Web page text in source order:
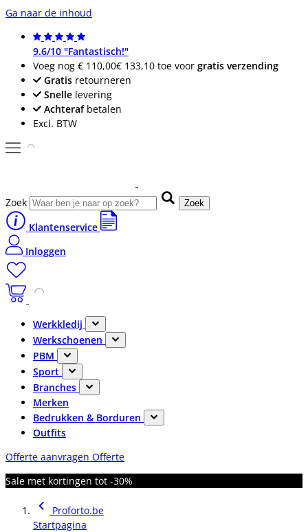
Ga naar de inhoud
9.6/10 "Fantastisch!"
Voeg nog € 110,00€ 133,10 toe voor gratis verzending
Gratis retourneren
Snelle levering
Achterafbetalen
Excl. BTW
Zoek Zoek
Klantenservice
Inloggen
Werkkledij
Werkschoenen
PBM
Sport
Branches
Merken
Bedrukken & Borduren
Outfits
Offerte aanvragen Offerte
Sale met kortingen tot -30%
Proforto.be
Startpagina